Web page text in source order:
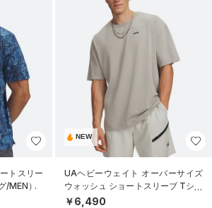
トスリー
/MEN）
NEW
UAヘビーウェイト オーバーサイズ
ウォッシュ ショートスリーブ Tシャ
ツ（ライフスタイル/MEN）
￥6,490